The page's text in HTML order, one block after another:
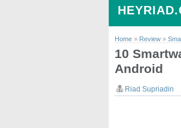
Home » Review »
10
Android
Riad Supriadin